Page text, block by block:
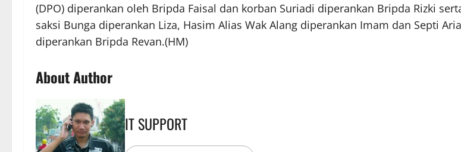
(DPO) diperankan oleh Bripda Faisal dan korban Suriadi diperankan Bripda Rizki
saksi Bunga diperankan Liza, Hasim Alias Wak Alang diperankan Imam dan Septi
diperankan Bripda Revan.(HM)
About Author
IT SUPPORT